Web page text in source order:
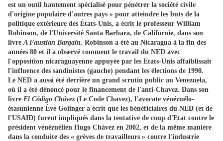
est un outil hautement spécialisé pour pénétrer la société civile
d'origine populaire d'autres pays » pour atteindre les buts de la
politique extérieure des États-Unis, a écrit le professeur William
Robinson, de l'Université Santa Barbara, de Californie, dans son
livre A Faustian Bargain. Robinson a été au Nicaragua à la fin des
années 80 et il a observé comment le travail du NED avec
l'opposition nicaraguayenne appuyée par les Etats-Unis affaiblissait
l'influence des sandinistes (gauche) pendant les élections de 1990.
Le NED a aussi été derrière un grand scrutin public au Venezuela,
où il a été dénoncé pour le financement de l'anti-Chavez. Dans son
livre El Código Chávez(Le Code Chavez), l'avocate vénézuélo-
étasunienne Ève Golinger a écrit que les bénéficiaires du NED (et de
l'USAID) furent impliqués dans la tentative de coup d'Etat contre le
président vénézuélien Hugo Chávez en 2002, et de la même manière
dans la conduite des « grèves de travailleurs » contre l'industrie